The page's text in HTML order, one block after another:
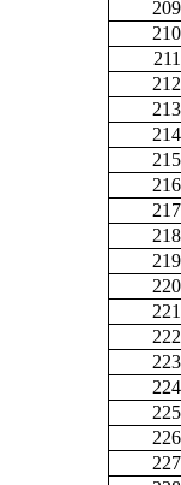
209
210
211
212
213
214
215
216
217
218
219
220
221
222
223
224
225
226
227